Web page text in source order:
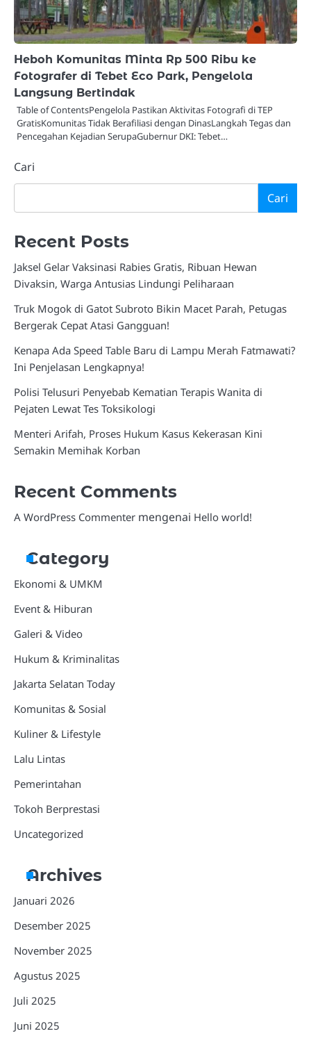
Heboh Komunitas Minta Rp 500 Ribu ke
Fotografer di Tebet Eco Park, Pengelola
Langsung Bertindak
Table of ContentsPengelola Pastikan Aktivitas Fotografi di TEP
GratisKomunitas Tidak Berafiliasi dengan DinasLangkah Tegas dan
Pencegahan Kejadian SerupaGubernur DKI: Tebet…
Cari
Cari
Recent Posts
Jaksel Gelar Vaksinasi Rabies Gratis, Ribuan Hewan
Divaksin, Warga Antusias Lindungi Peliharaan
Truk Mogok di Gatot Subroto Bikin Macet Parah, Petugas
Bergerak Cepat Atasi Gangguan!
Kenapa Ada Speed Table Baru di Lampu Merah Fatmawati?
Ini Penjelasan Lengkapnya!
Polisi Telusuri Penyebab Kematian Terapis Wanita di
Pejaten Lewat Tes Toksikologi
Menteri Arifah, Proses Hukum Kasus Kekerasan Kini
Semakin Memihak Korban
Recent Comments
A WordPress Commenter mengenai Hello world!
Category
Ekonomi & UMKM
Event & Hiburan
Galeri & Video
Hukum & Kriminalitas
Jakarta Selatan Today
Komunitas & Sosial
Kuliner & Lifestyle
Lalu Lintas
Pemerintahan
Tokoh Berprestasi
Uncategorized
Archives
Januari 2026
Desember 2025
November 2025
Agustus 2025
Juli 2025
Juni 2025